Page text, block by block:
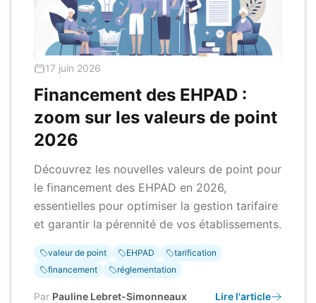
17 juin 2026
Financement des EHPAD :
zoom sur les valeurs de point
2026
Découvrez les nouvelles valeurs de point pour
le financement des EHPAD en 2026,
essentielles pour optimiser la gestion tarifaire
et garantir la pérennité de vos établissements.
valeur de point EHPAD
tarification
financement
réglementation
Par Pauline Lebret-Simonneaux Lire l'article